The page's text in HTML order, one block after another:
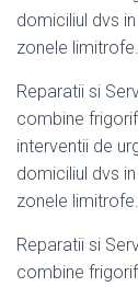
domiciliul dvs
zonele limitrofe.
Reparatii si
combine
interventii de
domiciliul dvs
zonele limitrofe.
Reparatii si
combine